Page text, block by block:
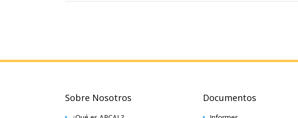
Sobre Nosotros Documentos